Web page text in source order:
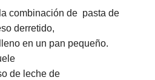
combinación de pasta de
derretido,
en un pan pequeño.
de leche de